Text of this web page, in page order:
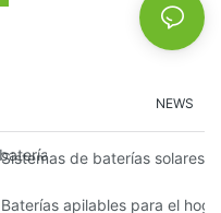
NEWS
comerciales:
Sistemas de baterías solares
kW: Impulsando su futuro
Baterías apilables para el